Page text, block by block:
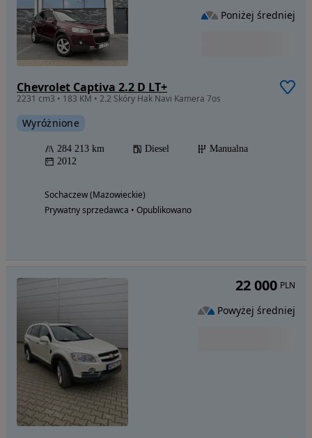
Chevrolet Captiva 2.2 D LT+
2231 cm3 • 183 KM • 2.2 Skóry Hak Navi Kamera 7os
Wyróżnione
284 213 km Diesel
Manualna
2012
Sochaczew (Mazowieckie)
Prywatny sprzedawca • Opublikowano
Poniżej średniej
22 000 PLN
Powyżej średniej